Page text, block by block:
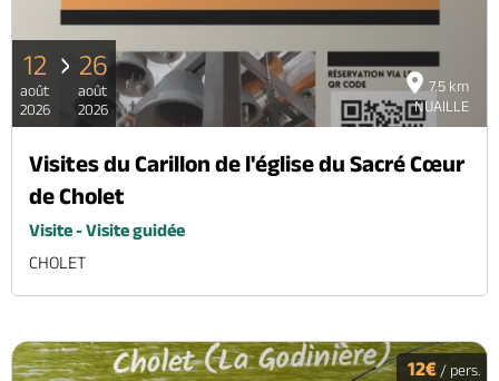
7.5 km
NUAILLE
12
août
2026
26
août
2026
Visites du Carillon de l'église du Sacré Cœur
de Cholet
Visite - Visite guidée
CHOLET
12€ / pers.